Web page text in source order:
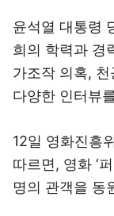
윤석열 대통령
희의 학력과 경
가조작 의혹,
다양한 인터뷰
12일 영화진흥
따르면, 영화 ‘
명의 관객을 동